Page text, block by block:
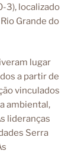
3), localizado
Grande do
lugar
a partir de
vinculados
ambiental,
lideranças
Serra